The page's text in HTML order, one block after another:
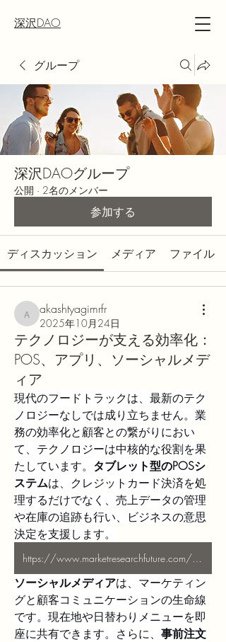
深沢DAO
グループ
深沢DAOグループ
公開 · 2名のメンバー
参加する
ディスカッション メディア ファイル
akashtyagimrfr
akashtyagimrfr
2025年10月24日
テクノロジーが支える効率化：
POS、アプリ、ソーシャルメデ
ィア
現代のフードトラックは、最新のテク
ノロジーなしでは成り立ちません。業
務の効率化と顧客との繋がりにおい
て、テクノロジーは中核的な役割を果
たしています。 タブレット型のPOSシ
ステムは、クレジットカード決済を処
理するだけでなく、売上データの管理
や在庫の追跡も行い、ビジネスの意思
決定を支援します。
https://www.marketresearchfuture.com/reports/us-food-truck-services-market-21451
ソーシャルメディアは、マーケティン
グと顧客コミュニケーションの生命線
です。現在地や日替わりメニューを即
座に共有できます。さらに、 事前注文